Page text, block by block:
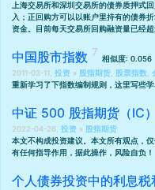
上海交易所和深圳交易所的债券质押式
入；正回购方可以以账户里持有的债券
资金。目前每天交易所回购融资量已经
中国股市指数
相似度: 0.056
2011-03-11, 投资 » 股指期货 股票指数
重新学习了下指数编制规则，这里写些学
中证 500 股指期货（IC
2022-04-26, 投资 » 股指期货
本文不构成投资建议。本文所有观点，
有任何指导作用，据此操作，风险自负！
个人债券投资中的利息税